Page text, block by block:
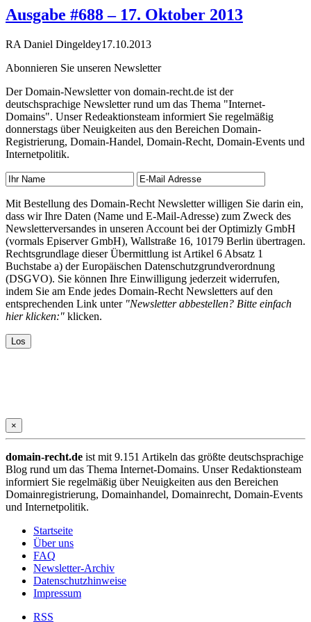
Ausgabe #688 – 17. Oktober 2013
RA Daniel Dingeldey17.10.2013
Abonnieren Sie unseren Newsletter
Der Domain-Newsletter von domain-recht.de ist der
deutschsprachige Newsletter rund um das Thema "Internet-
Domains". Unser Redeaktionsteam informiert Sie regelmäßig
donnerstags über Neuigkeiten aus den Bereichen Domain-
Registrierung, Domain-Handel, Domain-Recht, Domain-Events und
Internetpolitik.
Mit Bestellung des Domain-Recht Newsletter willigen Sie darin ein,
dass wir Ihre Daten (Name und E-Mail-Adresse) zum Zweck des
Newsletterversandes in unseren Account bei der Optimizly GmbH
(vormals Episerver GmbH), Wallstraße 16, 10179 Berlin übertragen.
Rechtsgrundlage dieser Übermittlung ist Artikel 6 Absatz 1
Buchstabe a) der Europäischen Datenschutzgrundverordnung
(DSGVO). Sie können Ihre Einwilligung jederzeit widerrufen,
indem Sie am Ende jedes Domain-Recht Newsletters auf den
entsprechenden Link unter "Newsletter abbestellen? Bitte einfach
hier klicken:" klicken.
×
domain-recht.de ist mit 9.151 Artikeln das größte deutschsprachige
Blog rund um das Thema Internet-Domains. Unser Redaktionsteam
informiert Sie regelmäßig über Neuigkeiten aus den Bereichen
Domainregistrierung, Domainhandel, Domainrecht, Domain-Events
und Internetpolitik.
Startseite
Über uns
FAQ
Newsletter-Archiv
Datenschutzhinweise
Impressum
RSS